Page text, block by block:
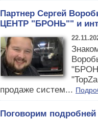
Партнер Сергей
ЦЕНТР "БРОНЬ"" и
продаже систем...
Поговорим